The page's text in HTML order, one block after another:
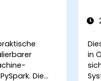
nach
Die
in